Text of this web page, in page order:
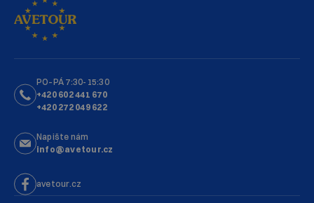
PO–PÁ 7:30-15:30
+420 602 441 670
+420 272 049 622
Napište nám
info@avetour.cz
avetour.cz